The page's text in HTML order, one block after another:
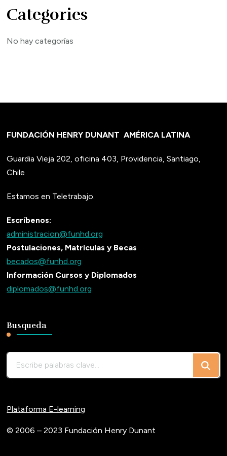
Categories
No hay categorías
FUNDACIÓN HENRY DUNANTAMÉRICA LATINA
Guardia Vieja 202, oficina 403, Providencia, Santiago,
Chile
Estamos en Teletrabajo.
Escríbenos:
administracion@funhd.org
Postulaciones, Matrículas y Becas
becados@funhd.org
Información Cursos y Diplomados
diplomados@funhd.org
Busqueda
Plataforma E-learning
© 2006 – 2023 Fundación Henry Dunant